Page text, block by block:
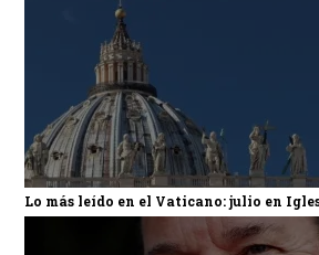
Lo más leído en el Vaticano: julio en